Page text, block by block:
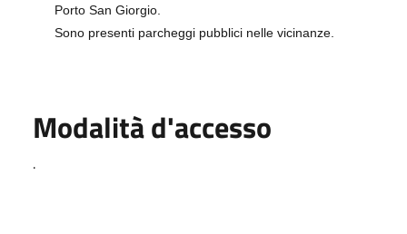
Porto San Giorgio.
Sono presenti parcheggi pubblici nelle vicinanze.
Modalità d'accesso
.